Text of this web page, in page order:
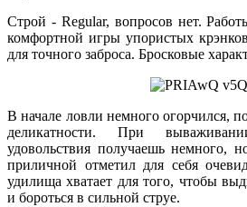
Строй - Regular, вопросов нет.
комфортной игры упористых
для точного заброса. Бросковые
В начале ловли немного огорчился,
деликатности. При
удовольствия получаешь немного,
приличной отметил для себя
удилища хватает для того, чтобы
и бороться в сильной струе.